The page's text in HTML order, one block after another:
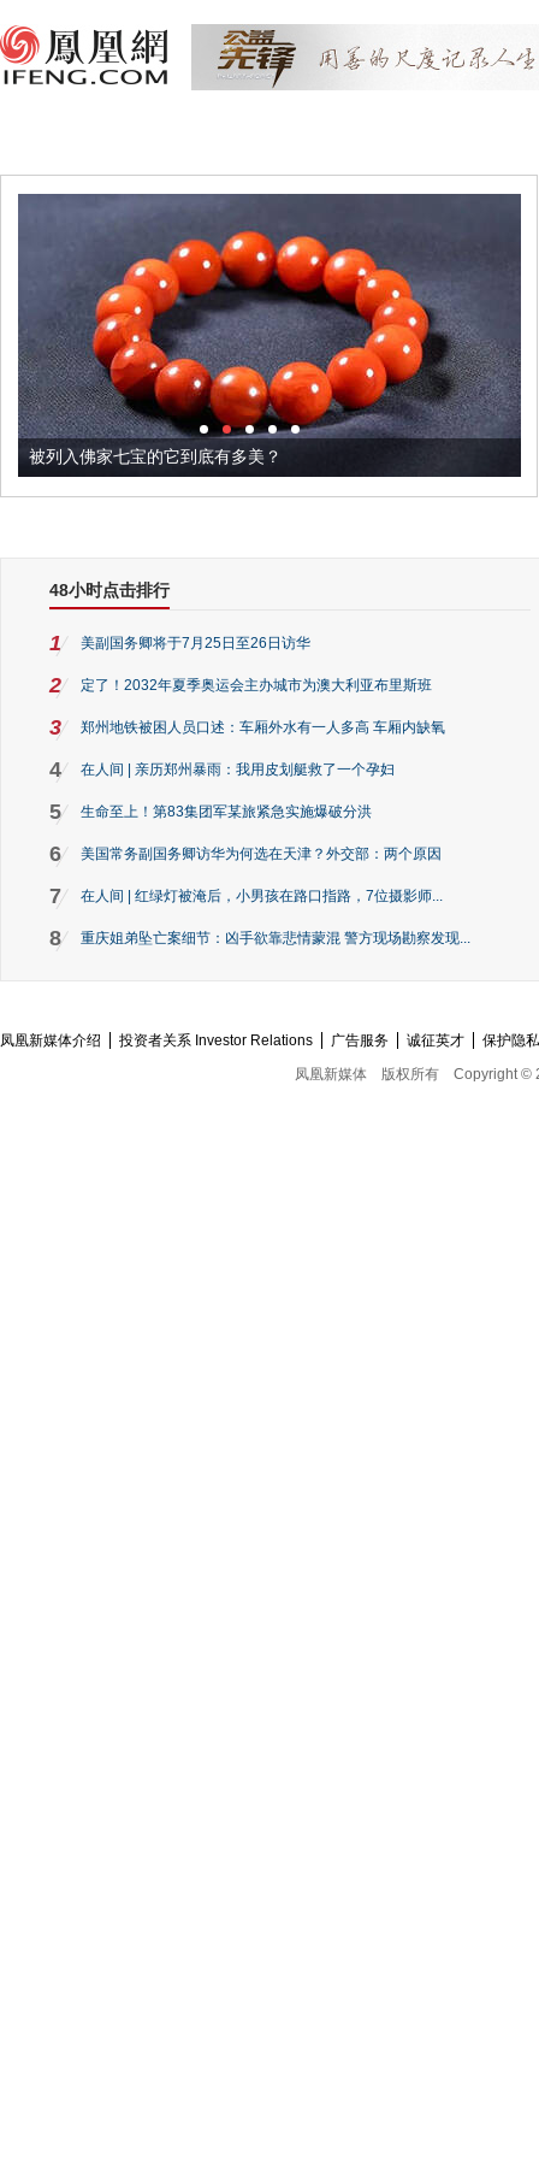
被列入佛家七宝的它到底有多美？
48小时点击排行
1 美副国务卿将于7月25日至26日访华
2 定了！2032年夏季奥运会主办城市为澳大利亚布里斯班
3 郑州地铁被困人员口述：车厢外水有一人多高 车厢内缺氧
4 在人间 | 亲历郑州暴雨：我用皮划艇救了一个孕妇
5 生命至上！第83集团军某旅紧急实施爆破分洪
6 美国常务副国务卿访华为何选在天津？外交部：两个原因
7 在人间 | 红绿灯被淹后，小男孩在路口指路，7位摄影师...
8 重庆姐弟坠亡案细节：凶手欲靠悲情蒙混 警方现场勘察发现...
凤凰新媒体介绍 投资者关系 Investor Relations 广告服务 诚征英才
保护隐
凤凰新媒体
版权所有 Copyright ©